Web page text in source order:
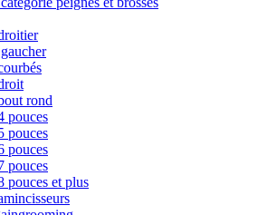
rond
pouces
pouces
pouces
pouces
pouces et plus